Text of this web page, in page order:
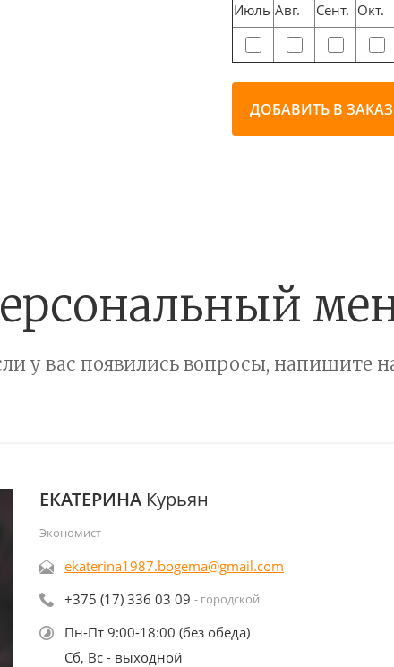
Июль Авг. Сент. Окт.
ДОБАВИТЬ В ЗАКАЗ
у вас появились вопросы, напишите
ЕКАТЕРИНА Курьян
Экономист
ekaterina1987.bogema@gmail.com
+375 (17) 336 03 09 - городской
Пн-Пт 9:00-18:00 (без обеда)
Сб, Вс - выходной